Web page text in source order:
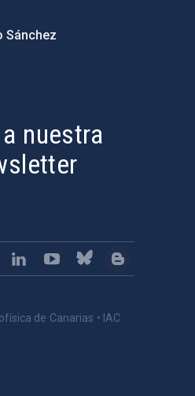
Sánchez
nuestra
de Canarias • IAC